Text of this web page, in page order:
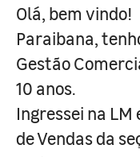
Olá, bem vindo!
Paraibana,
Gestão
10 anos.
Ingressei na LM
de Vendas da